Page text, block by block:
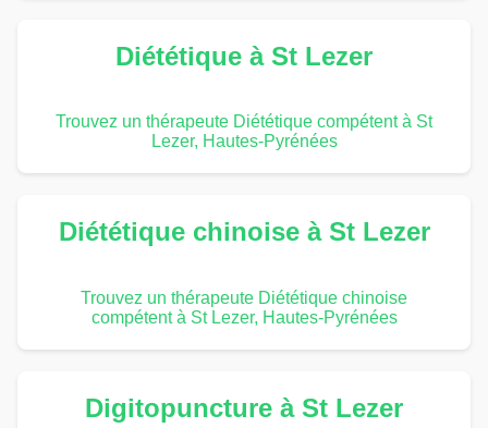
Diététique à St Lezer
Trouvez un thérapeute Diététique compétent à St
Lezer, Hautes-Pyrénées
Diététique chinoise à St Lezer
Trouvez un thérapeute Diététique chinoise
compétent à St Lezer, Hautes-Pyrénées
Digitopuncture à St Lezer